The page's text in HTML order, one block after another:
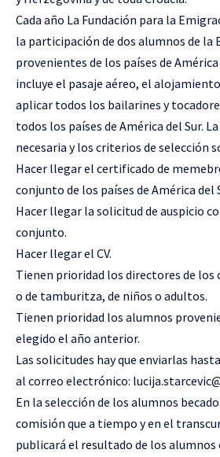
Cada año La Fundación para la
la participación de dos alumnos de la
provenientes de los países de
incluye el pasaje aéreo, el
aplicar todos los bailarines y
todos los países de América del Sur.
necesaria y los criterios de selección
Hacer llegar el certificado de
conjunto de los países de América del
Hacer llegar la solicitud de auspicio
conjunto.
Hacer llegar el CV.
Tienen prioridad los directores de
o de tamburitza, de niños o adultos.
Tienen prioridad los alumnos
elegido el año anterior.
Las solicitudes hay que enviarlas hasta
al correo electrónico:
En la selección de los alumnos
comisión que a tiempo y en el
publicará el resultado de los alumnos